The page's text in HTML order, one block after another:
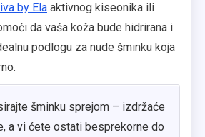
by Ela aktivnog kiseonika ili
da vaša koža bude hidrirana i
podlogu za nude šminku koja
šminku sprejom – izdržaće
a vi ćete ostati besprekorne do